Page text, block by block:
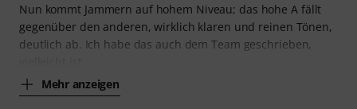
Nun kommt Jammern auf hohem Niveau; das hohe A fällt
gegenüber den anderen, wirklich klaren und reinen Tönen,
deutlich ab. Ich habe das auch dem Team geschrieben,
Mehr anzeigen